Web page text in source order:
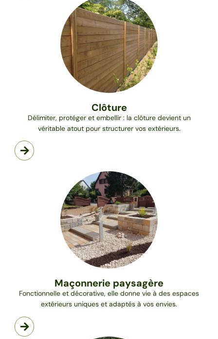
Clôture
Délimiter, protéger et embellir : la clôture devient un
véritable atout pour structurer vos extérieurs.
Maçonnerie paysagère
Fonctionnelle et décorative, elle donne vie à des espaces
extérieurs uniques et adaptés à vos envies.